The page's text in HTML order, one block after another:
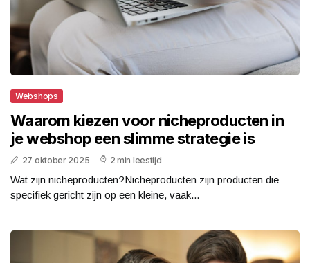
Webshops
Waarom kiezen voor nicheproducten in
je webshop een slimme strategie is
27 oktober 2025 2 min leestijd
Wat zijn nicheproducten?Nicheproducten zijn producten die
specifiek gericht zijn op een kleine, vaak...